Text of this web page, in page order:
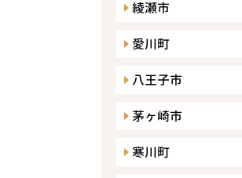
綾瀬市
愛川町
八王子市
茅ヶ崎市
寒川町